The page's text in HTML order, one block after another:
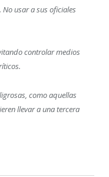
No usar a sus oficiales
controlar medios
como aquellas
llevar a una tercera